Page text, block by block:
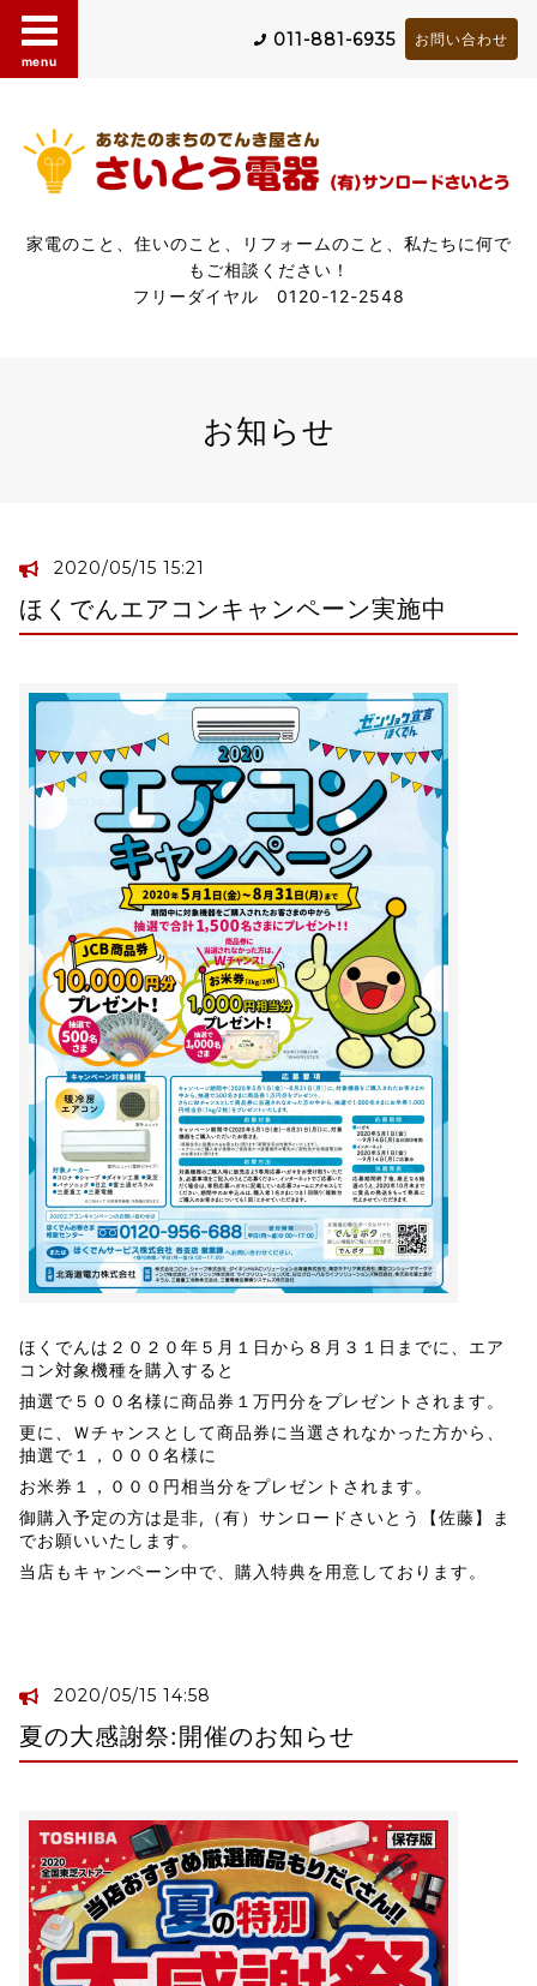
menu
011-881-6935 お問い合わせ
家電のこと、住いのこと、リフォームのこと、私たちに何で
もご相談ください！
フリーダイヤル 0120-12-2548
お知らせ
2020/05/15 15:21
ほくでんエアコンキャンペーン実施中
ほくでんは２０２０年５月１日から８月３１日までに、エア
コン対象機種を購入すると
抽選で５００名様に商品券１万円分をプレゼントされます。
更に、Ｗチャンスとして商品券に当選されなかった方から、
抽選で１，０００名様に
お米券１，０００円相当分をプレゼントされます。
御購入予定の方は是非,（有）サンロードさいとう【佐藤】ま
でお願いいたします。
当店もキャンペーン中で、購入特典を用意しております。
2020/05/15 14:58
夏の大感謝祭:開催のお知らせ